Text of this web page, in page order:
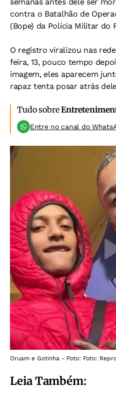
contra o Batalhão de
(Bope) da Polícia Militar do
O registro viralizou nas
feira, 13, pouco tempo
imagem, eles aparecem
rapaz tenta posar atrás
Tudo sobre
Entre no canal do
Oruam e Gotinha - Foto: Foto:
Leia Também: